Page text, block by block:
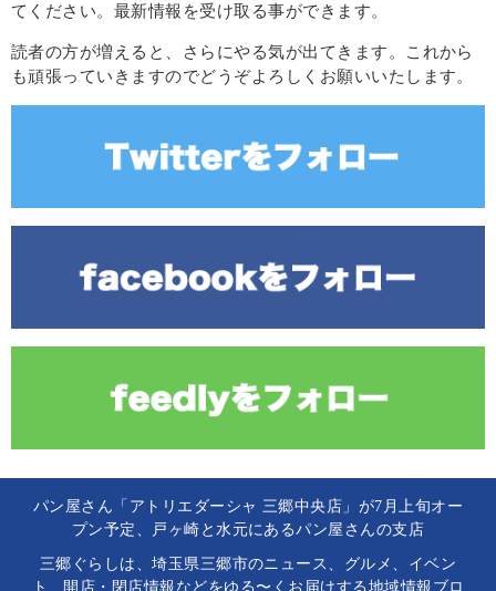
てください。最新情報を受け取る事ができます。
読者の方が増えると、さらにやる気が出てきます。これから
も頑張っていきますのでどうぞよろしくお願いいたします。
パン屋さん「アトリエダーシャ 三郷中央店」が7月上旬オー
プン予定、戸ヶ崎と水元にあるパン屋さんの支店
三郷ぐらしは、埼玉県三郷市のニュース、グルメ、イベン
ト、開店・閉店情報などをゆる〜くお届けする地域情報ブロ